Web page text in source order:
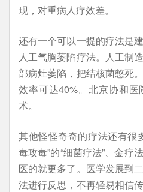
现，对重病人疗效差。
还有一个可以一提的疗法是
人工气胸萎陷疗法。人工制
部病灶萎陷，把结核菌憋死
效率可达40%。北京协和
术。
其他怪怪奇奇的疗法还有很
毒攻毒”的“细菌疗法”、金疗
医的就更多了。医学发展到
法进行反思，不再轻易相信